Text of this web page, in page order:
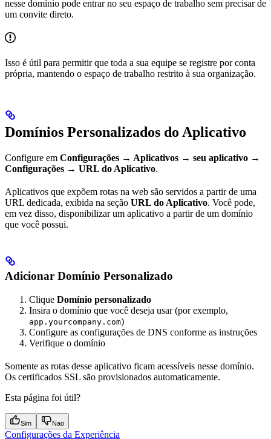
nesse domínio pode entrar no seu espaço de trabalho sem precisar de
um convite direto.
Isso é útil para permitir que toda a sua equipe se registre por conta
própria, mantendo o espaço de trabalho restrito à sua organização.
Domínios Personalizados do Aplicativo
Configure em Configurações → Aplicativos → seu aplicativo →
Configurações → URL do Aplicativo.
Aplicativos que expõem rotas na web são servidos a partir de uma
URL dedicada, exibida na seção URL do Aplicativo. Você pode,
em vez disso, disponibilizar um aplicativo a partir de um domínio
que você possui.
Adicionar Domínio Personalizado
Clique Domínio personalizado
Insira o domínio que você deseja usar (por exemplo,
app.yourcompany.com)
Configure as configurações de DNS conforme as instruções
Verifique o domínio
Somente as rotas desse aplicativo ficam acessíveis nesse domínio.
Os certificados SSL são provisionados automaticamente.
Esta página foi útil?
Sim Nao
Configurações da Experiência